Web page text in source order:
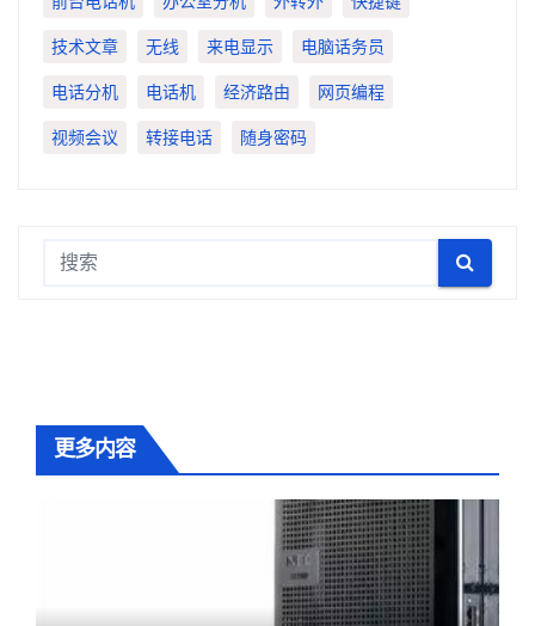
技术文章 无线 来电显示 电脑话务员
电话分机 电话机 经济路由 网页编程
视频会议 转接电话 随身密码
更多内容